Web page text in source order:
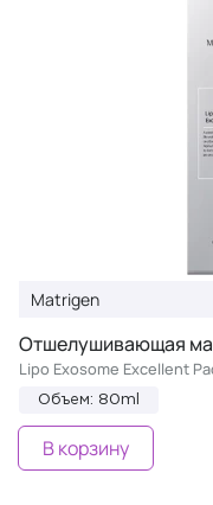
Matrigen
Отшелушивающая
Lipo Exosome Excellent
Объем: 80ml
В корзину